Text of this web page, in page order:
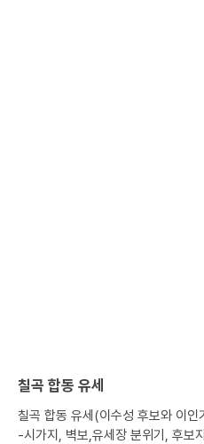
칠곡 합동 유세
칠곡 합동 유세(이수성 후보와 이인
-시가지, 벽보,유세장 분위기, 후보